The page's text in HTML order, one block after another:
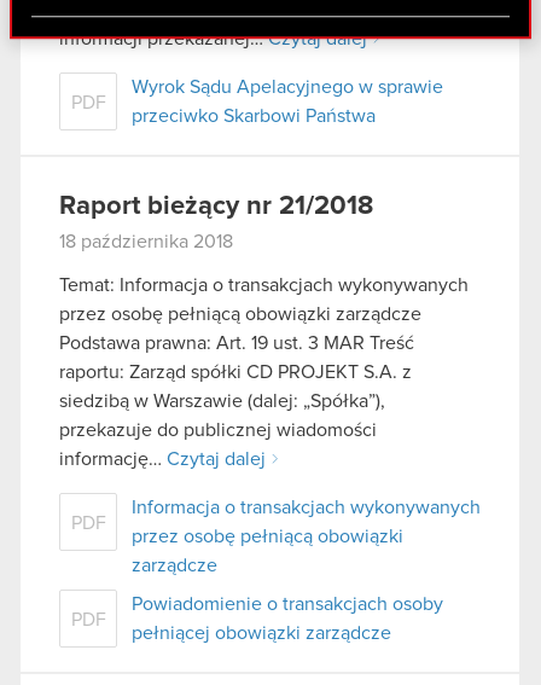
Partnerzy mogą połączyć te informacje z innymi
danymi otrzymanymi od Ciebie lub uzyskanymi
podczas korzystania z ich usług. Kontynuując
korzystanie z naszej witryny, zgadasz się na
używanie plików cookie.
informacji przekazanej…Czytaj dalej
PDF
Wyrok Sądu Apelacyjnego w sprawie
przeciwko Skarbowi Państwa
Raport bieżący nr 21/2018
18 października 2018
Temat: Informacja o transakcjach wykonywanych
przez osobę pełniącą obowiązki zarządcze
Podstawa prawna: Art. 19 ust. 3 MAR Treść
raportu: Zarząd spółki CD PROJEKT S.A. z
siedzibą w Warszawie (dalej: „Spółka”),
przekazuje do publicznej wiadomości
informację… Czytaj dalej
PDF
Informacja o transakcjach wykonywanych
przez osobę pełniącą obowiązki
zarządcze
PDF
Powiadomienie o transakcjach osoby
pełniącej obowiązki zarządcze